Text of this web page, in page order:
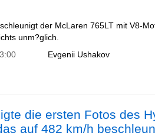
der McLaren 765LT mit V8-
unm?glich.
Evgenii Ushakov
die ersten Fotos des
auf 482 km/h